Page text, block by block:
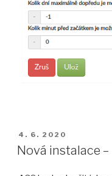
PUBLIKOVÁNO
4. 6. 2020
Nová instalace